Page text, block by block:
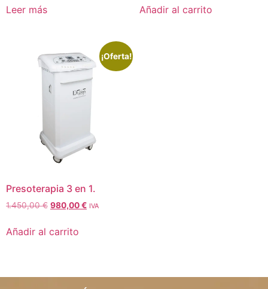
Leer más Añadir al carrito
¡Oferta!
Presoterapia 3 en 1.
1.450,00€ 980,00€ IVA
Añadir al carrito